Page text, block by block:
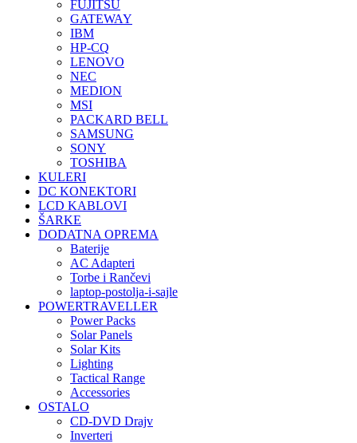
FUJITSU
GATEWAY
IBM
HP-CQ
LENOVO
NEC
MEDION
MSI
PACKARD BELL
SAMSUNG
SONY
TOSHIBA
KULERI
DC KONEKTORI
LCD KABLOVI
ŠARKE
DODATNA OPREMA
Baterije
AC Adapteri
Torbe i Rančevi
laptop-postolja-i-sajle
POWERTRAVELLER
Power Packs
Solar Panels
Solar Kits
Lighting
Tactical Range
Accessories
OSTALO
CD-DVD Drajv
Inverteri